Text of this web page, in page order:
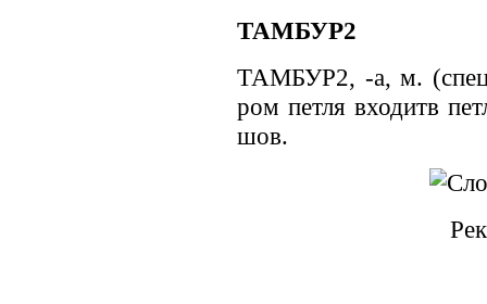
ТАМБУР2
ТАМБУР2, -а, м.
ром петля входитв
шов.